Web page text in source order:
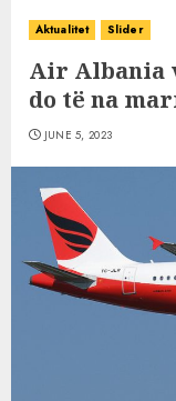
Aktualitet Slider
Air Albania
do të na
JUNE 5, 2023